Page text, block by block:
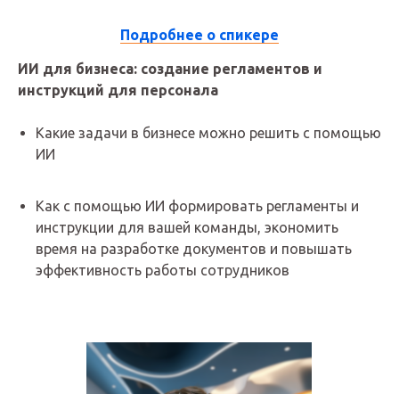
11:30 - 12:10
Подробнее о спикере
ИИ для бизнеса: создание регламентов и
инструкций для персонала
Какие задачи в бизнесе можно решить с помощью
ИИ
Как с помощью ИИ формировать регламенты и
инструкции для вашей команды, экономить
время на разработке документов и повышать
эффективность работы сотрудников